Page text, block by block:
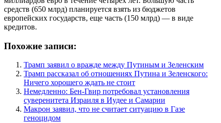
средств (650 млрд) планируется взять из бюджетов
европейских государств, еще часть (150 млрд) — в виде
кредитов.
Похожие записи:
Трамп заявил о вражде между Путиным и Зеленским
Трамп рассказал об отношениях Путина и Зеленского:
Ничего хорошего ждать не стоит
Немедленно: Бен-Гвир потребовал установления
суверенитета Израиля в Иудее и Самарии
Макрон заявил, что не считает ситуацию в Газе
геноцидом